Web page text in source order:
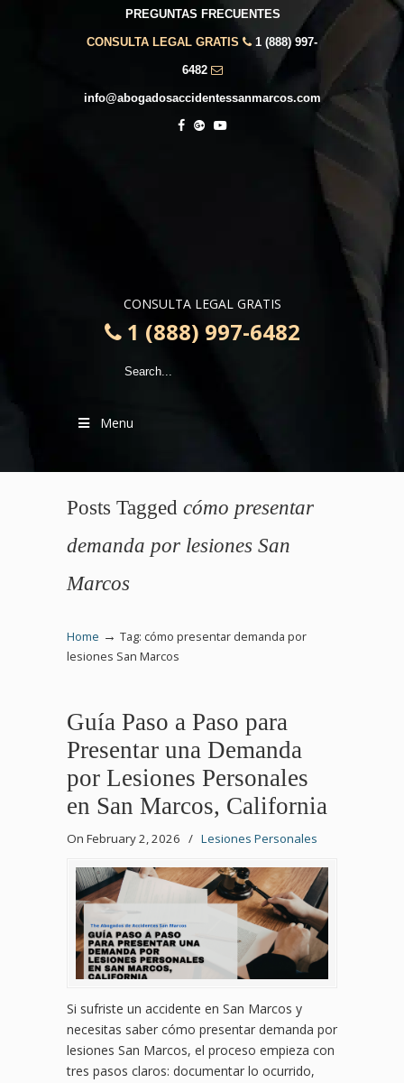
PREGUNTAS FRECUENTES
CONSULTA LEGAL GRATIS 1 (888) 997-
6482
info@abogadosaccidentessanmarcos.com
CONSULTA LEGAL GRATIS
1 (888) 997-6482
Menu
Posts Tagged cómo presentar
demanda por lesiones San
Marcos
Home → Tag: cómo presentar demanda por
lesiones San Marcos
Guía Paso a Paso para
Presentar una Demanda
por Lesiones Personales
en San Marcos, California
On February 2, 2026 / Lesiones Personales
Si sufriste un accidente en San Marcos y
necesitas saber cómo presentar demanda por
lesiones San Marcos, el proceso empieza con
tres pasos claros: documentar lo ocurrido,